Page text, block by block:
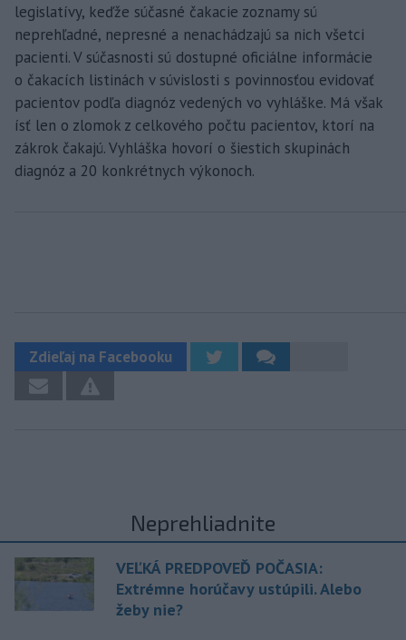
legislatívy, keďže súčasné čakacie zoznamy sú
neprehľadné, nepresné a nenachádzajú sa nich všetci
pacienti. V súčasnosti sú dostupné oficiálne informácie
o čakacích listinách v súvislosti s povinnosťou evidovať
pacientov podľa diagnóz vedených vo vyhláške. Má však
ísť len o zlomok z celkového počtu pacientov, ktorí na
zákrok čakajú. Vyhláška hovorí o šiestich skupinách
diagnóz a 20 konkrétnych výkonoch.
Zdieľaj na Facebooku
Neprehliadnite
VEĽKÁ PREDPOVEĎ POČASIA:
Extrémne horúčavy ustúpili. Alebo
žeby nie?